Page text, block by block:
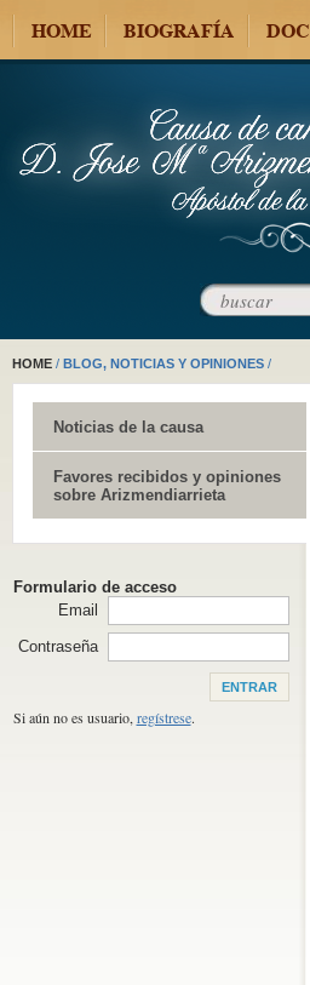
HOME BIOGRAFÍA
HOME/ BLOG, NOTICIAS Y OPINIONES/
Noticias de la causa
Favores recibidos y opiniones
sobre Arizmendiarrieta
Formulario de acceso
Email
Contraseña
Si aún no es usuario, regístrese.